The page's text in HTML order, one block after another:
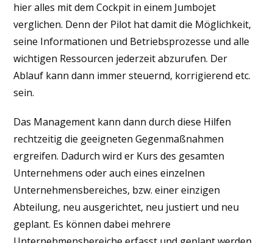
hier alles mit dem Cockpit in einem Jumbojet
verglichen. Denn der Pilot hat damit die Möglichkeit,
seine Informationen und Betriebsprozesse und alle
wichtigen Ressourcen jederzeit abzurufen. Der
Ablauf kann dann immer steuernd, korrigierend etc.
sein.
Das Management kann dann durch diese Hilfen
rechtzeitig die geeigneten Gegenmaßnahmen
ergreifen. Dadurch wird er Kurs des gesamten
Unternehmens oder auch eines einzelnen
Unternehmensbereiches, bzw. einer einzigen
Abteilung, neu ausgerichtet, neu justiert und neu
geplant. Es können dabei mehrere